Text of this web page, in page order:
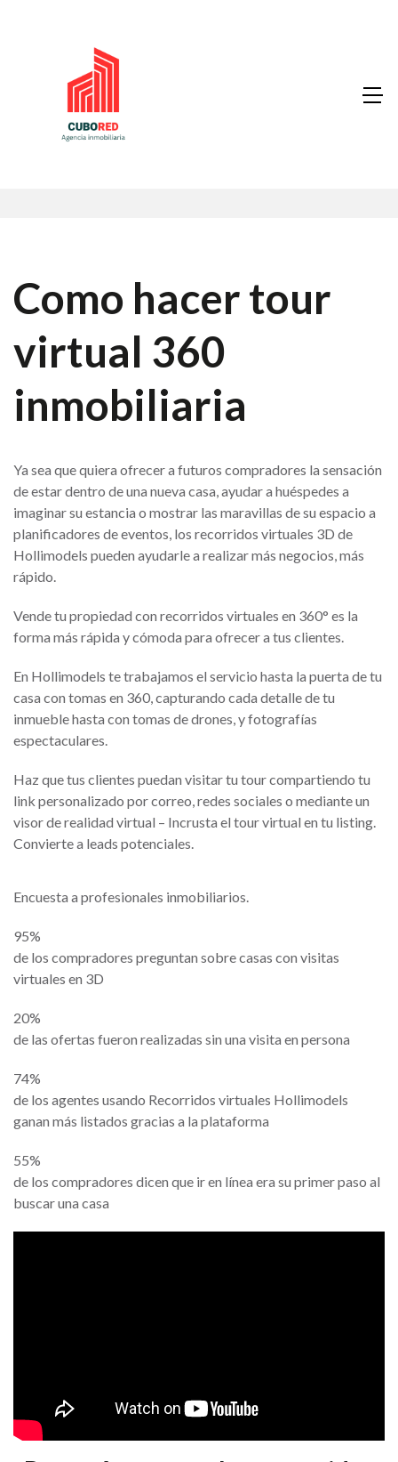
Como hacer tour
virtual 360
inmobiliaria
Ya sea que quiera ofrecer a futuros compradores la sensación
de estar dentro de una nueva casa, ayudar a huéspedes a
imaginar su estancia o mostrar las maravillas de su espacio a
planificadores de eventos, los recorridos virtuales 3D de
Hollimodels pueden ayudarle a realizar más negocios, más
rápido.
Vende tu propiedad con recorridos virtuales en 360° es la
forma más rápida y cómoda para ofrecer a tus clientes.
En Hollimodels te trabajamos el servicio hasta la puerta de tu
casa con tomas en 360, capturando cada detalle de tu
inmueble hasta con tomas de drones, y fotografías
espectaculares.
Haz que tus clientes puedan visitar tu tour compartiendo tu
link personalizado por correo, redes sociales o mediante un
visor de realidad virtual – Incrusta el tour virtual en tu listing.
Convierte a leads potenciales.
Encuesta a profesionales inmobiliarios.
95%
de los compradores preguntan sobre casas con visitas
virtuales en 3D
20%
de las ofertas fueron realizadas sin una visita en persona
74%
de los agentes usando Recorridos virtuales Hollimodels
ganan más listados gracias a la plataforma
55%
de los compradores dicen que ir en línea era su primer paso al
buscar una casa